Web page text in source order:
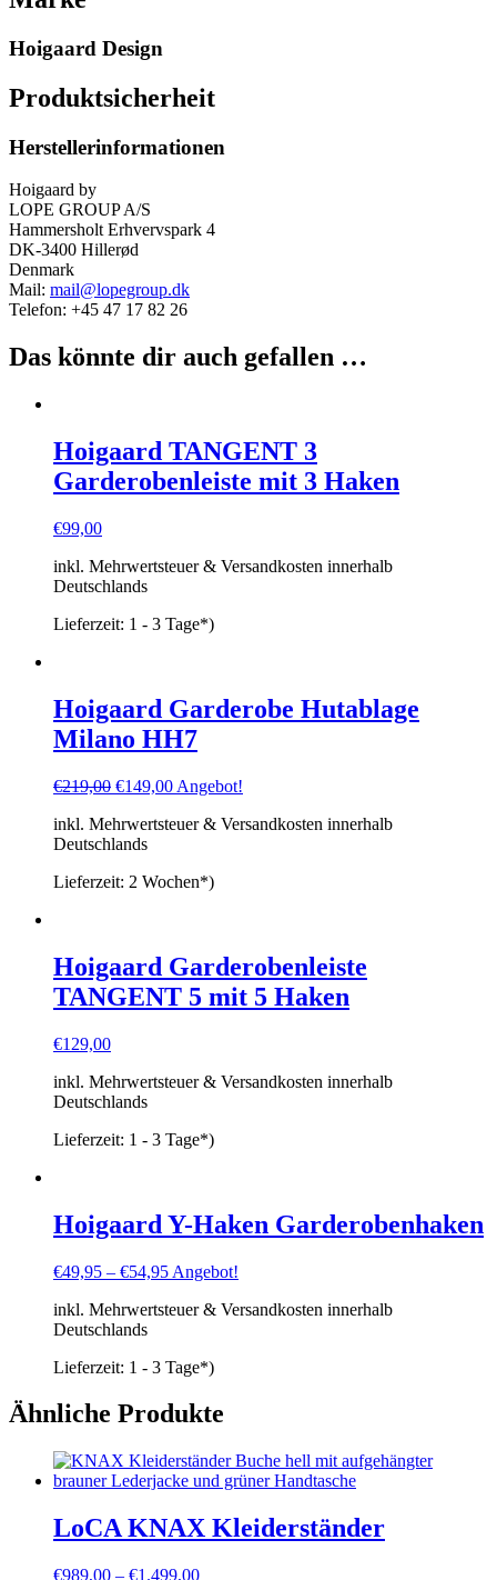
Hoigaard Design
Produktsicherheit
Herstellerinformationen
Hoigaard by
LOPE GROUP A/S
Hammersholt Erhvervspark 4
DK-3400 Hillerød
Denmark
Mail: mail@lopegroup.dk
Telefon: +45 47 17 82 26
Das könnte dir auch gefallen …
Hoigaard TANGENT 3
Garderobenleiste mit 3 Haken
€99,00
inkl. Mehrwertsteuer & Versandkosten innerhalb
Deutschlands
Lieferzeit: 1 - 3 Tage*)
Hoigaard Garderobe Hutablage
Milano HH7
€219,00 Ursprünglicher
war:
€219,00
€149,00Aktueller
ist:
Angebot!
inkl. Mehrwertsteuer & Versandkosten innerhalb
Deutschlands
Lieferzeit: 2 Wochen*)
Hoigaard Garderobenleiste
TANGENT 5 mit 5 Haken
€129,00
inkl. Mehrwertsteuer & Versandkosten innerhalb
Deutschlands
Lieferzeit: 1 - 3 Tage*)
Hoigaard Y-Haken Garderobenhaken
€49,95 – €54,95 Angebot!
inkl. Mehrwertsteuer & Versandkosten innerhalb
Deutschlands
Lieferzeit: 1 - 3 Tage*)
Ähnliche Produkte
LoCA KNAX Kleiderständer
€989,00 – €1.499,00